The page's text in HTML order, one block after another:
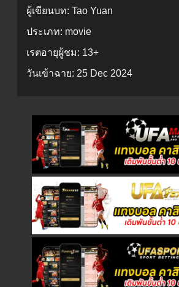
ผู้เขียนบท: Tao Yuan
ประเภท: movie
เรตอายุผู้ชม: 13+
วันเข้าฉาย: 25 Dec 2024